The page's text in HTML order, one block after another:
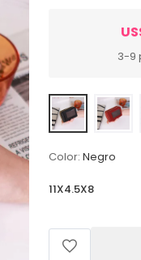
3-9
Color: Negro
11X4.5X8